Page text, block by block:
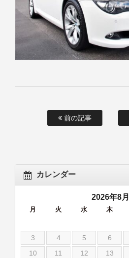
前の記事
カレンダー
2026年8月
月 火 水 木
3
4 5 6
10
11 12 13